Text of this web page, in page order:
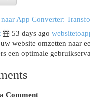
naar App Converter:
53 days ago
website omzetten naar
een optimale
Comment